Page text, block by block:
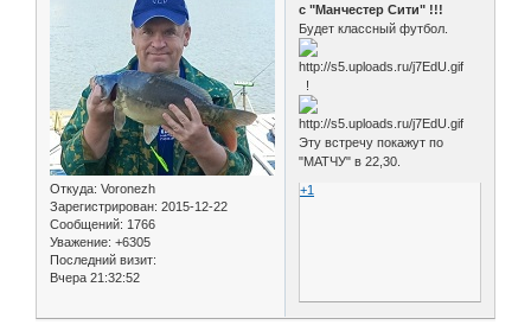
Откуда: Voronezh
Зарегистрирован: 2015-12-22
Сообщений: 1766
Уважение: +6305
Последний визит:
Вчера 21:32:52
с "Манчестер Сити" !!!
Будет классный футбол.
!
Эту встречу покажут по
"МАТЧУ" в 22,30.
+1